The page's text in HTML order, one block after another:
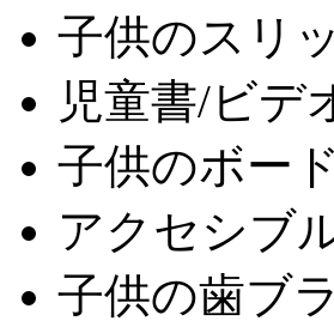
子供のスリ
児童書/ビデ
子供のボー
アクセシブ
子供の歯ブ